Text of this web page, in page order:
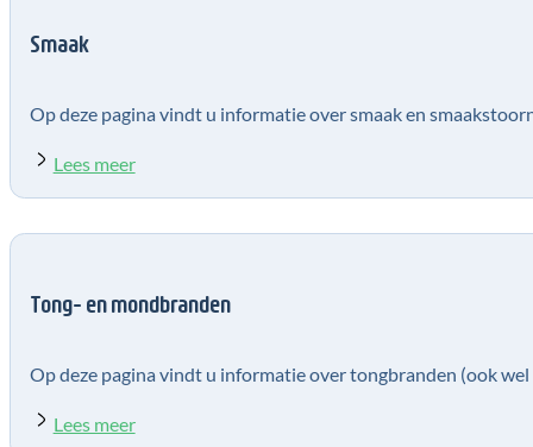
Smaak
Op deze pagina vindt u informatie over smaak en
Lees meer
Tong- en mondbranden
Op deze pagina vindt u informatie over tongbranden (ook
Lees meer